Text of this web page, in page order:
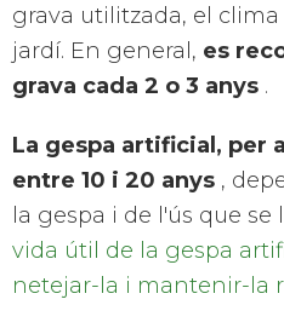
grava utilitzada, el clima
jardí. En general, es
grava cada 2 o 3 anys .
La gespa artificial, per
entre 10 i 20 anys ,
la gespa i de l'ús que se
vida útil de la gespa
netejar-la i mantenir-la